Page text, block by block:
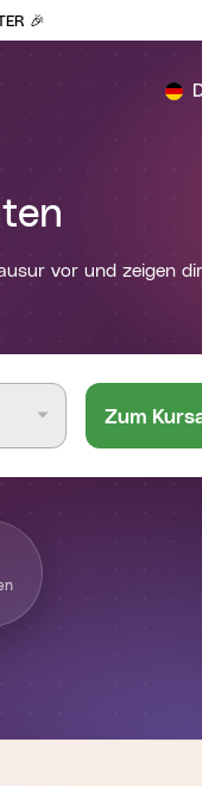
🎉
vor und zeigen
Zum